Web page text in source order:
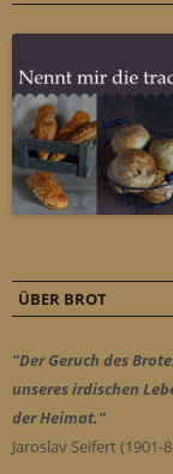
ÜBER BROT
"Der Geruch des
unseres irdischen
der Heimat."
Jaroslav Seifert